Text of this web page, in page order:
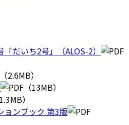
だいち2号」（ALOS-2）
（2.6MB）
（13MB）
1.3MB）
ョンブック 第3版